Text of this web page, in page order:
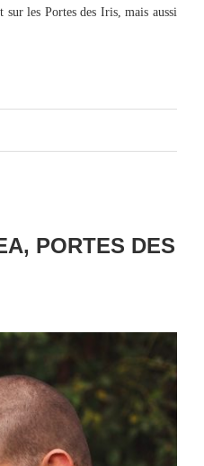
sur les Portes des Iris, mais aussi
PORTES DES